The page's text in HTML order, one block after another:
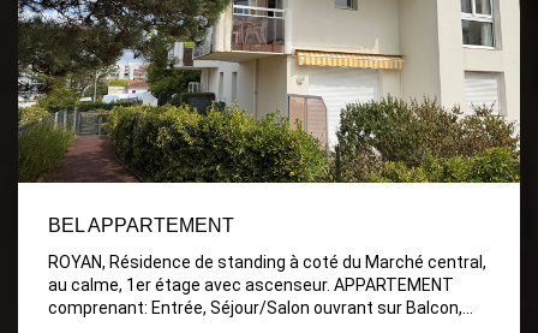
BEL APPARTEMENT
ROYAN, Résidence de standing à coté du Marché central,
au calme, 1er étage avec ascenseur. APPARTEMENT
comprenant: Entrée, Séjour/Salon ouvrant sur Balcon,